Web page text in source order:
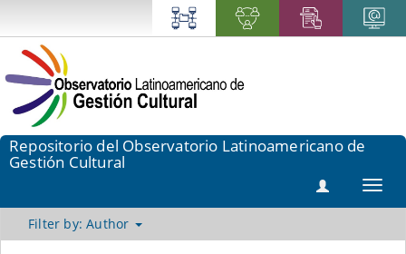
Repositorio del Observatorio Latinoamericano de
Gestión Cultural
Filter by: Author